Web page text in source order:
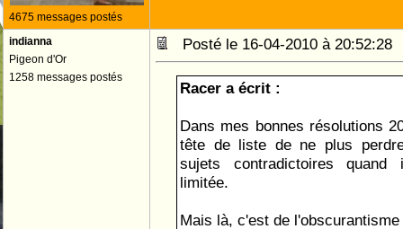
4675 messages postés
indianna
Pigeon d'Or
1258 messages postés
Posté le 16-04-2010 à
Racer a écrit :
Dans mes bonnes résolutions
tête de liste de ne plus
sujets contradictoires
limitée.
Mais là, c'est de